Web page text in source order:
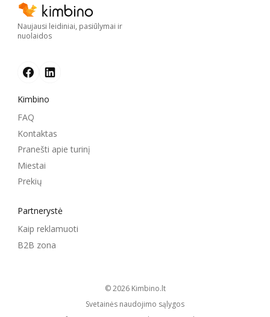
Naujausi leidiniai, pasiūlymai ir
nuolaidos
Kimbino
FAQ
Kontaktas
Pranešti apie turinį
Miestai
Prekių
Partnerystė
Kaip reklamuoti
B2B zona
© 2026 kimbino.lt
Svetainės naudojimo sąlygos